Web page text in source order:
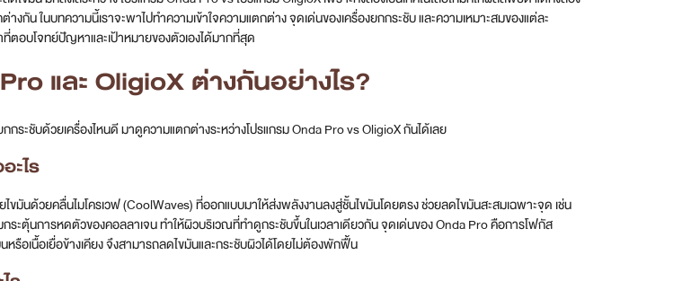
งกัน ในบทความนี้เราจะพาไปทำความเข้าใจความแตกต่าง จุดเด่นของเครื่องยกกระชับ และความเหมาะสมของแต่ละ
ตอบโจทย์ปัญหาและเป้าหมายของตัวเองได้มากที่สุด
และ OligioX ต่างกันอย่างไร?
กกระชับด้วยเครื่องไหนดี มาดูความแตกต่างระหว่างโปรแกรม Onda Pro vs OligioX กันได้เลย
ะไร
ไขมันด้วยคลื่นไมโครเวฟ (CoolWaves) ที่ออกแบบมาให้ส่งพลังงานลงสู่ชั้นไขมันโดยตรง ช่วยลดไขมันสะสมเฉพาะจุด เช่น
ระตุ้นการหดตัวของคอลลาเจน ทำให้ผิวบริเวณที่ทำดูกระชับขึ้นในเวลาเดียวกัน จุดเด่นของ Onda Pro คือการโฟกัส
รือเนื้อเยื่อข้างเคียง จึงสามารถลดไขมันและกระชับผิวได้โดยไม่ต้องพักฟื้น